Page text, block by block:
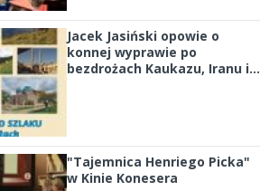
Jacek Jasiński opowie o
konnej wyprawie po
bezdrożach Kaukazu, Iranu i...
"Tajemnica Henriego Picka"
w Kinie Konesera